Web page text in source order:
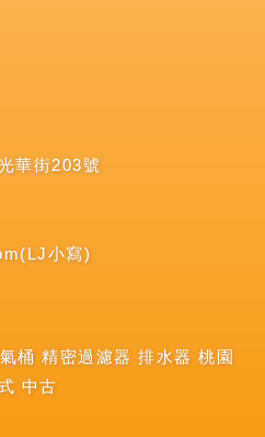
華街203號
小寫)
桶 精密過濾器 排水器 桃園
中古